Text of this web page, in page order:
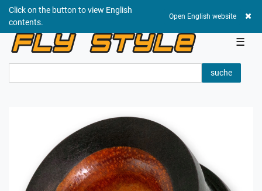
Click on the button to view English
contents.
Open English website
☰
suche